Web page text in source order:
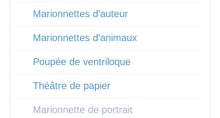
Marionnettes d’auteur
Marionnettes d’animaux
Poupée de ventriloque
Théâtre de papier
Marionnette de portrait